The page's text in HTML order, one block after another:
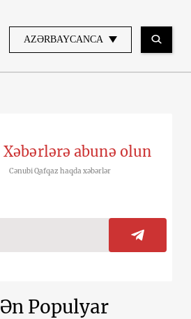
AZƏRBAYCANCA
Xəbərlərə abunə olun
Cənubi Qafqaz haqda xəbərlər
Ən Populyar